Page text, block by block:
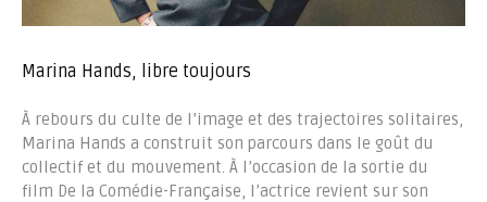
Marina Hands, libre toujours
À rebours du culte de l’image et des trajectoires solitaires,
Marina Hands a construit son parcours dans le goût du
collectif et du mouvement. À l’occasion de la sortie du
film De la Comédie-Française, l’actrice revient sur son